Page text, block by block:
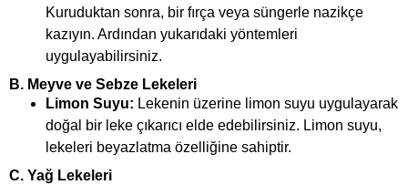
Kuruduktan sonra, bir fırça veya süngerle nazikçe
kazıyın. Ardından yukarıdaki yöntemleri
uygulayabilirsiniz.
B. Meyve ve Sebze Lekeleri
Limon Suyu: Lekenin üzerine limon suyu uygulayarak
doğal bir leke çıkarıcı elde edebilirsiniz. Limon suyu,
lekeleri beyazlatma özelliğine sahiptir.
C. Yağ Lekeleri